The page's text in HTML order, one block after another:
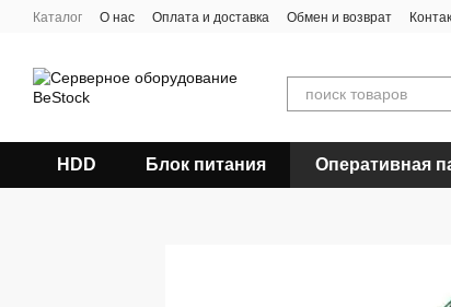
Перейти к основному контенту
Каталог О нас Оплата и доставка Обмен и возврат
HDD Блок питания Оперативная